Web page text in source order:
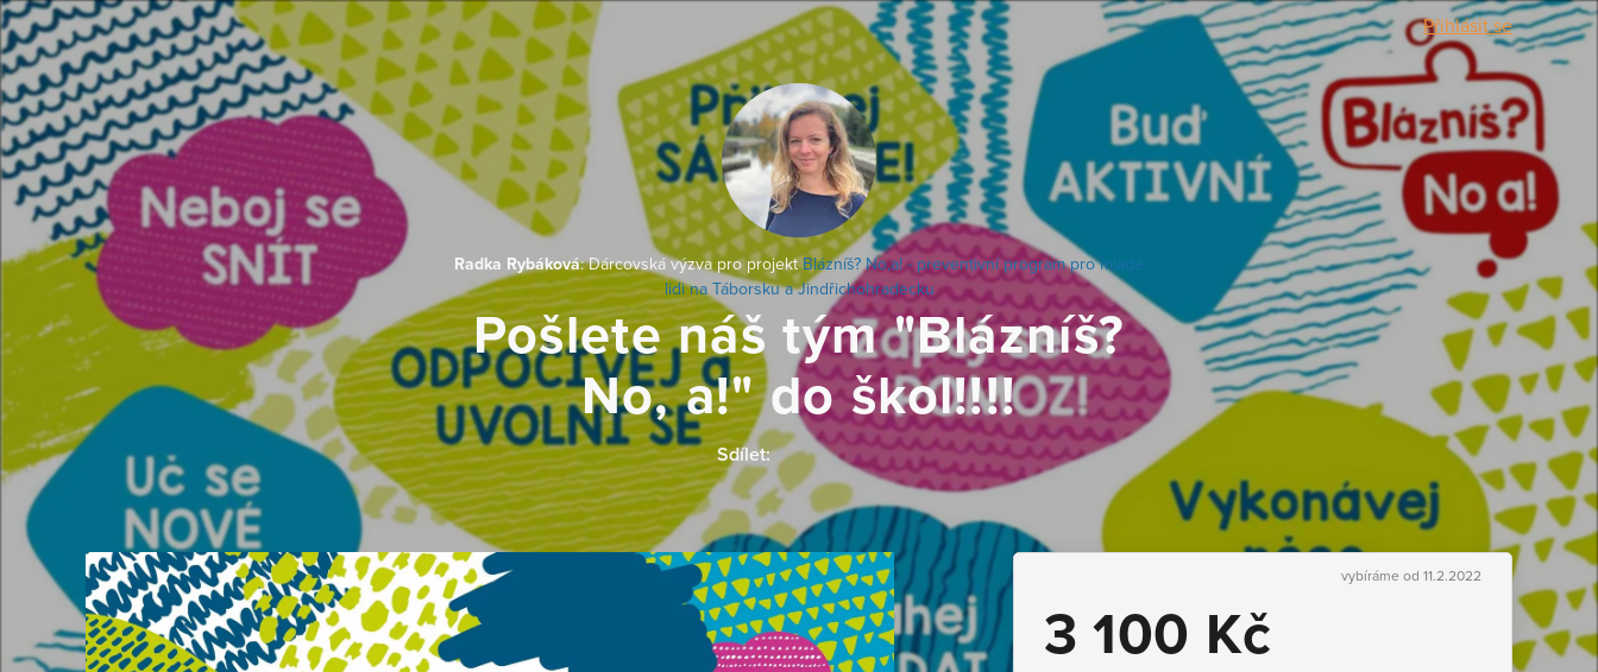
Přihlásit se
Radka Rybáková: Dárcovská výzva pro projektBlázníš? No,a! - preventivní program pro mladé
lidi na Táborsku a Jindřichohradecku
Pošlete náš tým "Blázníš?
No, a!" do škol!!!!
Sdílet:
vybíráme od 11.2.2022
3 100 Kč